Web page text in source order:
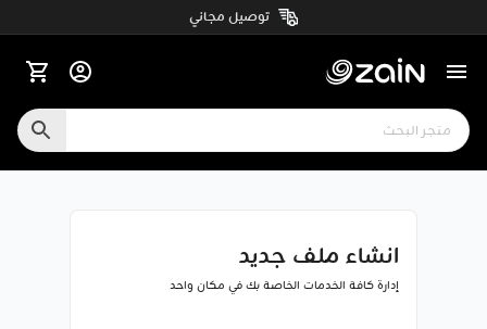
توصيل مجاني
انشاء ملف جديد
إدارة كافة الخدمات الخاصة بك في مكان واحد